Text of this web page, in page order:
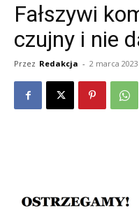
Fałszywi
czujny i nie
Przez Redakcja - 2 marca 2023